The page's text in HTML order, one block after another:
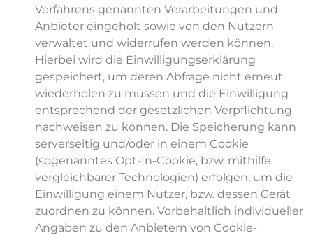
Verfahrens genannten Verarbeitungen und
Anbieter eingeholt sowie von den Nutzern
verwaltet und widerrufen werden können.
Hierbei wird die Einwilligungserklärung
gespeichert, um deren Abfrage nicht erneut
wiederholen zu müssen und die Einwilligung
entsprechend der gesetzlichen Verpflichtung
nachweisen zu können. Die Speicherung kann
serverseitig und/oder in einem Cookie
(sogenanntes Opt-In-Cookie, bzw. mithilfe
vergleichbarer Technologien) erfolgen, um die
Einwilligung einem Nutzer, bzw. dessen Gerät
zuordnen zu können. Vorbehaltlich individueller
Angaben zu den Anbietern von Cookie-